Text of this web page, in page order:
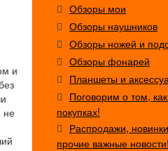
и
не
Обзоры мои
Обзоры наушников
Обзоры ножей и
Обзоры фонарей
Планшеты и
Поговорим о том,
покупках!
Распродажи,
прочие важные новости!